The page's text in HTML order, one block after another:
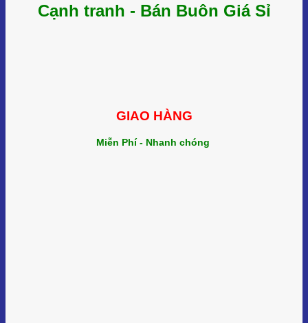
Cạnh tranh - Bán Buôn Giá Sỉ
GIAO HÀNG
Miễn Phí - Nhanh chóng